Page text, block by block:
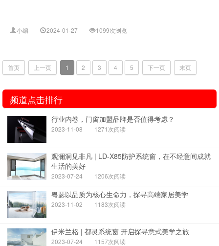
小编 2024-01-27 1099次浏览
首页 上一页 1 2 3 4 5 下一页 末页
频道点击排行
行业内卷，门窗加盟品牌是否值得考虑？
2023-11-08 1271次阅读
观澜洞见非凡 | LD-X85防护系统窗，在不经意间成就
生活的美好
2023-07-24 1206次阅读
粤瑟以品质为核心生命力，探寻高端家居美学
2023-11-02 1183次阅读
伊米兰格 | 都灵系统窗 开启探寻意式美学之旅
2023-07-24 1157次阅读